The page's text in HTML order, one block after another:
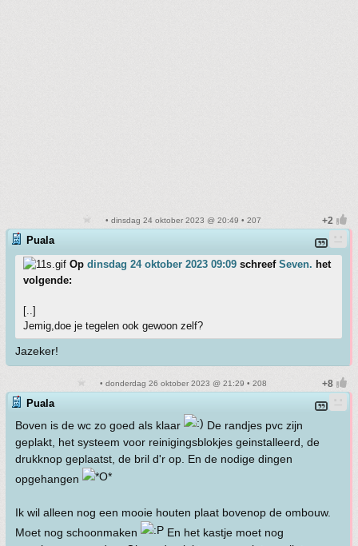
• dinsdag 24 oktober 2023 @ 20:49 • 207
Puala
Op dinsdag 24 oktober 2023 09:09 schreef Seven. het
volgende:
[..]
Jemig,doe je tegelen ook gewoon zelf?
Jazeker!
• donderdag 26 oktober 2023 @ 21:29 • 208
Puala
Boven is de wc zo goed als klaar
De randjes pvc zijn
geplakt, het systeem voor reinigingsblokjes geinstalleerd, de
drukknop geplaatst, de bril d'r op. En de nodige dingen
opgehangen
Ik wil alleen nog een mooie houten plaat bovenop de ombouw.
Moet nog schoonmaken
En het kastje moet nog